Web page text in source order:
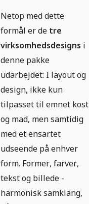
Netop med dette
formål er de tre
virksomhedsdesigns i
denne pakke
udarbejdet: I layout og
design, ikke kun
tilpasset til emnet kost
og mad, men samtidig
med et ensartet
udseende på enhver
form. Former, farver,
tekst og billede -
harmonisk samklang,